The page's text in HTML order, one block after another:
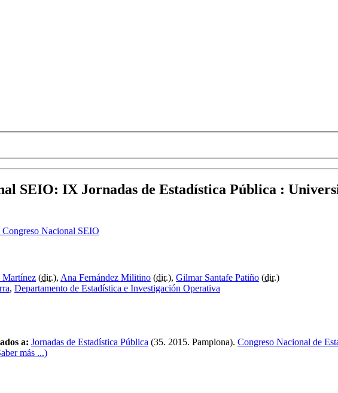
SEIO: IX Jornadas de Estadística Pública :
Martínez (dir.), Ana Fernández Militino (dir.), Gilmar Santafe Patiño (dir.)
, Departamento de Estadística e Investigación Operativa
a: Jornadas de Estadística Pública (35. 2015. Pamplona). Congreso Nacional de
más ...)